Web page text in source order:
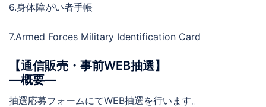
6.身体障がい者手帳
7.Armed Forces Military Identification Card
【通信販売・事前WEB抽選】
―概要―
抽選応募フォームにてWEB抽選を行います。